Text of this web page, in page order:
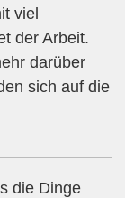
viel
der Arbeit.
darüber
sich auf die
die Dinge